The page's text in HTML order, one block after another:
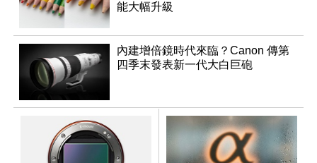
能大幅升級
內建增倍鏡時代來臨？Canon 傳第
四季末發表新一代大白巨砲